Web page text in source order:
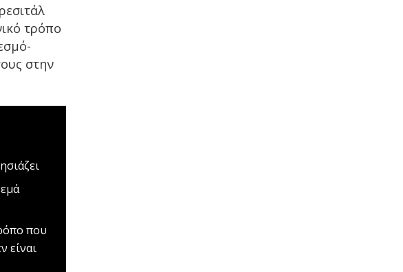
τρόπο
στην
που
είναι